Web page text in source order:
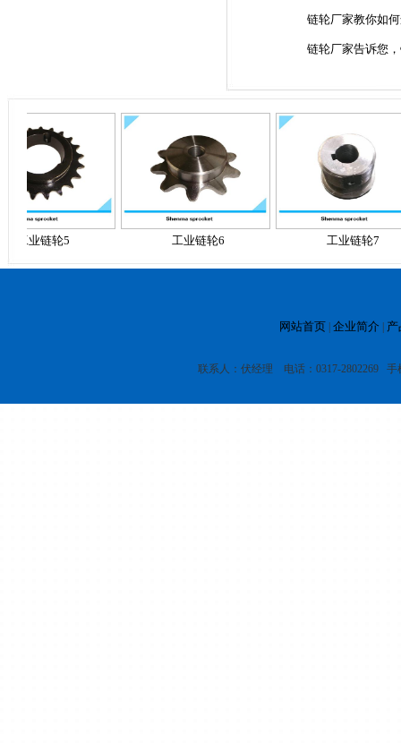
链轮厂家教你如
链轮厂家告诉您
工业链轮5 工业链轮6 工业链轮7
网站首页 企业简介 产
联系人：伏经理 电话：0317-2802269 手